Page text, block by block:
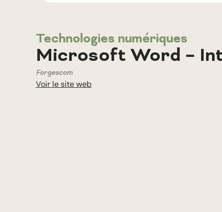
Technologies numériques
Microsoft Word –
Forgescom
Voir le site web